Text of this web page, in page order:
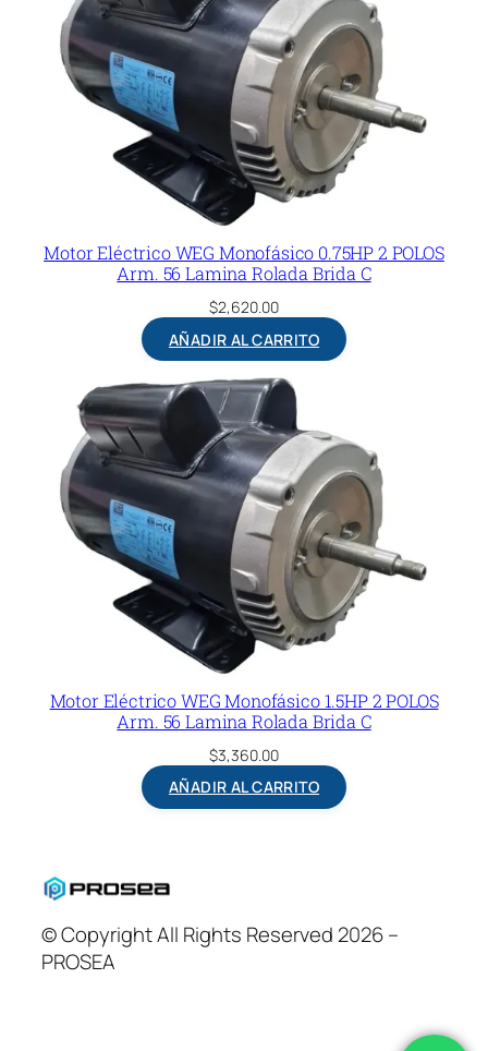
Motor Eléctrico WEG Monofásico 0.75HP 2 POLOS
Arm. 56 Lamina Rolada Brida C
$2,620.00
AÑADIR AL CARRITO
Motor Eléctrico WEG Monofásico 1.5HP 2 POLOS
Arm. 56 Lamina Rolada Brida C
$3,360.00
AÑADIR AL CARRITO
© Copyright All Rights Reserved 2026 –
PROSEA